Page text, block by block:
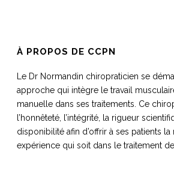
À PROPOS DE CCPN
Le Dr Normandin chiropraticien se
approche qui intègre le travail
manuelle dans ses traitements. Ce
l’honnêteté, l’intégrité, la rigueur
disponibilité afin d’offrir à ses patients
expérience qui soit dans le traitement